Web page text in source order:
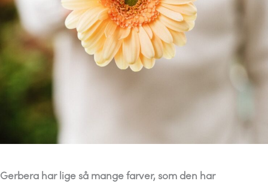
Gerbera har lige så mange farver, som den har